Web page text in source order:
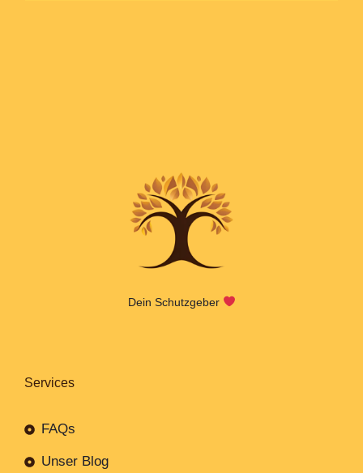
Dein Schutzgeber
Services
FAQs
Unser Blog